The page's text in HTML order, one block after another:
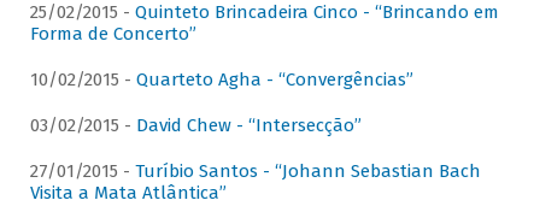
25/02/2015 - Quinteto Brincadeira Cinco - “Brincando em
Forma de Concerto”
10/02/2015 - Quarteto Agha - “Convergências”
03/02/2015 - David Chew - “Intersecção”
27/01/2015 - Turíbio Santos - “Johann Sebastian Bach
Visita a Mata Atlântica”